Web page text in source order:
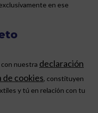
en ese
nuestra declaración
de cookies, constituyen
y tú en relación con tu